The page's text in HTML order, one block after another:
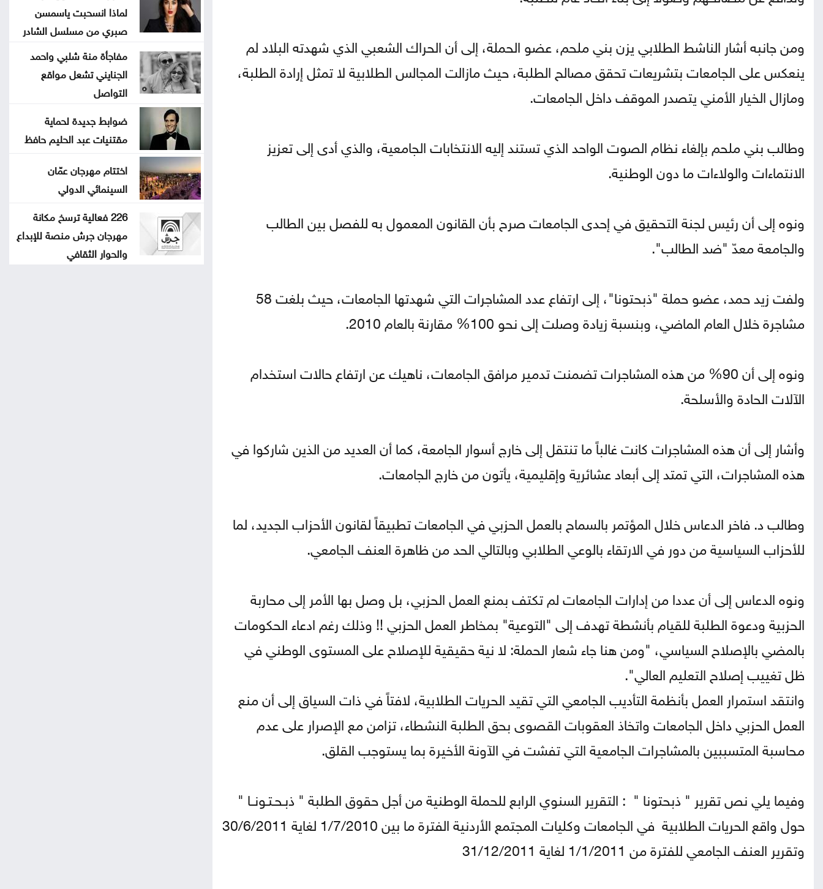
ومن جانبه أشار الناشط الطلابي يزن بني ملحم، عضو الحملة، إلى أن الحراك الشعبي الذي شهدته البلاد لم
ينعكس على الجامعات بتشريعات تحقق مصالح الطلبة، حيث مازالت المجالس الطلابية لا تمثل إرادة الطلبة،
ومازال الخيار الأمني يتصدر الموقف داخل الجامعات.
وطالب بني ملحم بإلغاء نظام الصوت الواحد الذي تستند إليه الانتخابات الجامعية، والذي أدى إلى تعزيز
الانتماءات والولاءات ما دون الوطنية.
ونوه إلى أن رئيس لجنة التحقيق في إحدى الجامعات صرح بأن القانون المعمول به للفصل بين الطالب
والجامعة معدّ "ضد الطالب".
ولفت زيد حمد، عضو حملة "ذبحتونا"، إلى ارتفاع عدد المشاجرات التي شهدتها الجامعات، حيث بلغت 58
مشاجرة خلال العام الماضي، وبنسبة زيادة وصلت إلى نحو 100% مقارنة بالعام 2010.
ونوه إلى أن 90% من هذه المشاجرات تضمنت تدمير مرافق الجامعات، ناهيك عن ارتفاع حالات استخدام
الآلات الحادة والأسلحة.
وأشار إلى أن هذه المشاجرات كانت غالباً ما تنتقل إلى خارج أسوار الجامعة، كما أن العديد من الذين شاركوا في
هذه المشاجرات، التي تمتد إلى أبعاد عشائرية وإقليمية، يأتون من خارج الجامعات.
وطالب د. فاخر الدعاس خلال المؤتمر بالسماح بالعمل الحزبي في الجامعات تطبيقاً لقانون الأحزاب الجديد، لما
للأحزاب السياسية من دور في الارتقاء بالوعي الطلابي وبالتالي الحد من ظاهرة العنف الجامعي.
ونوه الدعاس إلى أن عددا من إدارات الجامعات لم تكتف بمنع العمل الحزبي، بل وصل بها الأمر إلى محاربة
الحزبية ودعوة الطلبة للقيام بأنشطة تهدف إلى "التوعية" بمخاطر العمل الحزبي !! وذلك رغم ادعاء الحكومات
بالمضي بالإصلاح السياسي، "ومن هنا جاء شعار الحملة: لا نية حقيقية للإصلاح على المستوى الوطني في
ظل تغييب إصلاح التعليم العالي".
وانتقد استمرار العمل بأنظمة التأديب الجامعي التي تقيد الحريات الطلابية، لافتاً في ذات السياق إلى أن منع
العمل الحزبي داخل الجامعات واتخاذ العقوبات القصوى بحق الطلبة النشطاء، تزامن مع الإصرار على عدم
محاسبة المتسببين بالمشاجرات الجامعية التي تفشت في الآونة الأخيرة بما يستوجب القلق.
وفيما يلي نص تقرير " ذبحتونا " : التقرير السنوي الرابع للحملة الوطنية من أجل حقوق الطلبة " ذبـحـتـونــا "
حول واقع الحريات الطلابية في الجامعات وكليات المجتمع الأردنية الفترة ما بين 1/7/2010 لغاية 30/6/2011
وتقرير العنف الجامعي للفترة من 1/1/2011 لغاية 31/12/2011
لماذا انسحبت ياسمسن
صبري من مسلسل الشادر
مفاجأة منة شلبي واحمد
الجنايني تشعل مواقع
التواصل
ضوابط جديدة لحماية
مقتنيات عبد الحليم حافظ
اختتام مهرجان عمّان
السينمائي الدولي
226 فعالية ترسخ مكانة
مهرجان جرش منصة للإبداع
والحوار الثقافي